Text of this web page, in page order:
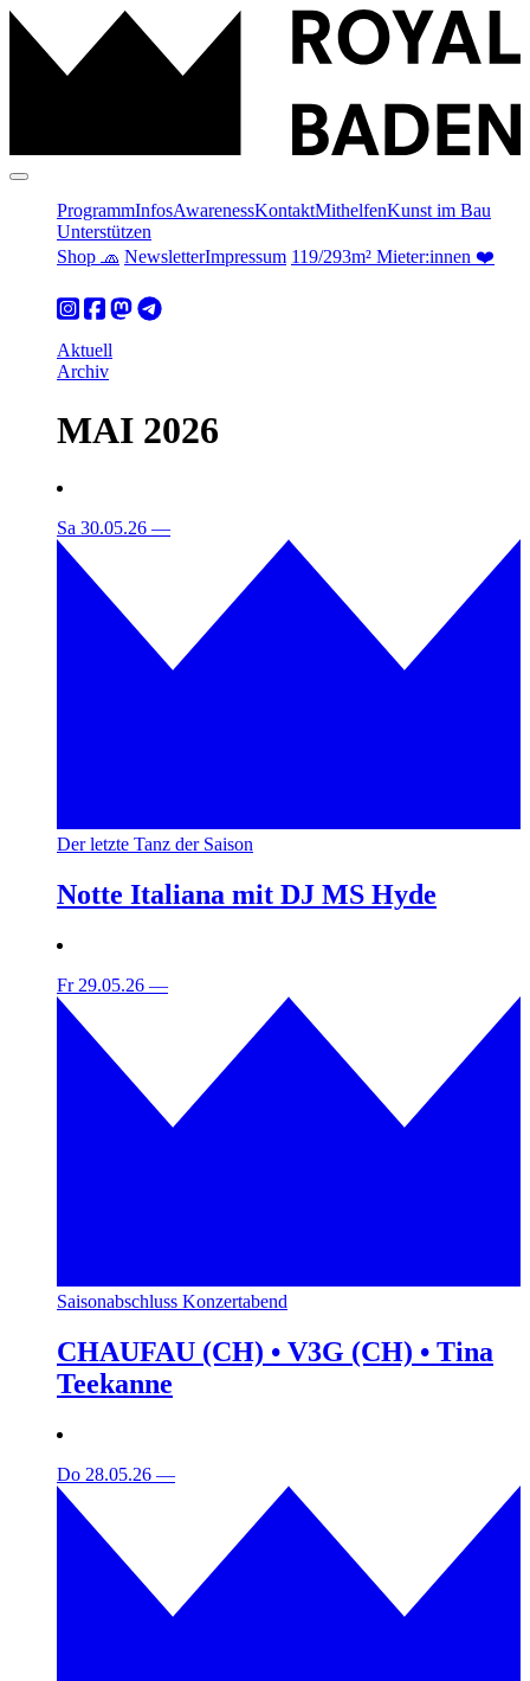
ProgrammInfosAwarenessKontaktMithelfenKunst im Bau
Unterstützen
Shop 🧢 NewsletterImpressum 119/293m² Mieter:innen ❤️
Aktuell
Archiv
MAI 2026
Sa 30.05.26 —
Der letzte Tanz der Saison
Notte Italiana mit DJ MS Hyde
Fr 29.05.26 —
Saisonabschluss Konzertabend
CHAUFAU (CH) • V3G (CH) • Tina
Teekanne
Do 28.05.26 —